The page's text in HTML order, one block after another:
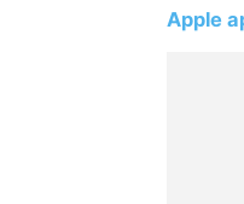
Apple